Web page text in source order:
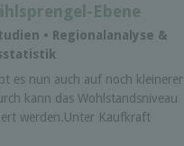
Ebene
• Regionalanalyse &
es nun auch auf noch kleinerer
kann das Wohlstandsniveau
werden.Unter Kaufkraft